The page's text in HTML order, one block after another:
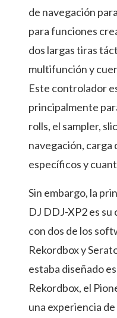
de navegación
para funciones
dos largas tiras
multifunción y
Este controlador
principalmente
rolls, el sampler,
navegación, carga
específicos y
Sin embargo, la
DJ DDJ-XP2 es
con dos de los
Rekordbox y
estaba diseñado
Rekordbox, el
una experiencia